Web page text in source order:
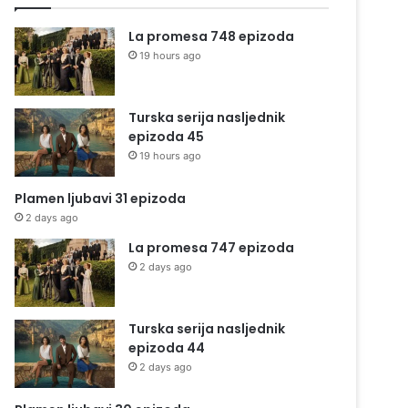
La promesa 748 epizoda
19 hours ago
Turska serija nasljednik
epizoda 45
19 hours ago
Plamen ljubavi 31 epizoda
2 days ago
La promesa 747 epizoda
2 days ago
Turska serija nasljednik
epizoda 44
2 days ago